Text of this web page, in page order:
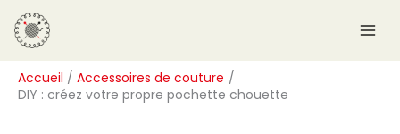
Aller
au
contenu
Accueil
Accessoires de couture
DIY : créez votre propre pochette chouette
R
e
c
h